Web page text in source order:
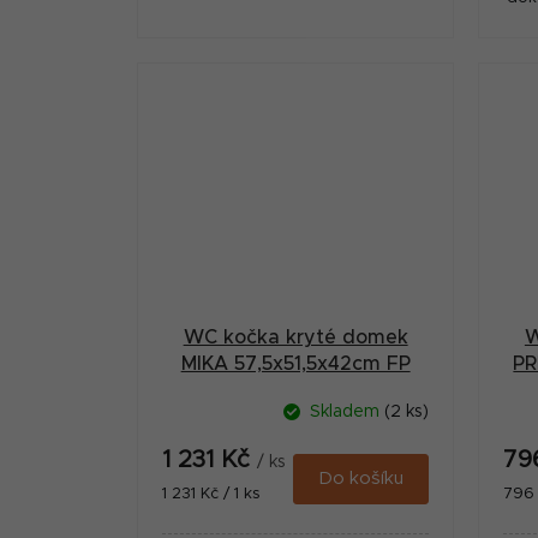
WC kočka kryté domek
MIKA 57,5x51,5x42cm FP
Skladem (2 ks)
1 231 Kč / ks
Měrná
1 231 Kč / 1 ks
Do košíku
796